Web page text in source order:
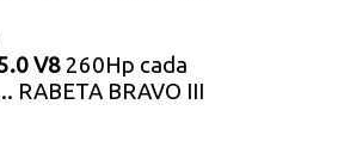
V8 260Hp cada
RABETA BRAVO III